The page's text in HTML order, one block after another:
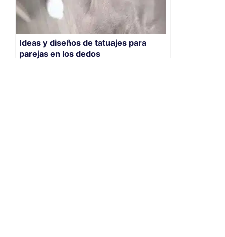
Ideas y diseños de tatuajes para
parejas en los dedos